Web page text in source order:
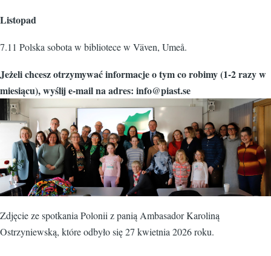
Listopad
7.11 Polska sobota w bibliotece w Väven, Umeå.
Jeżeli chcesz otrzymywać informacje o tym co robimy (1-2 razy w
miesiącu), wyślij e-mail na adres: info@piast.se
Zdjęcie ze spotkania Polonii z panią Ambasador Karoliną
Ostrzyniewską, które odbyło się 27 kwietnia 2026 roku.